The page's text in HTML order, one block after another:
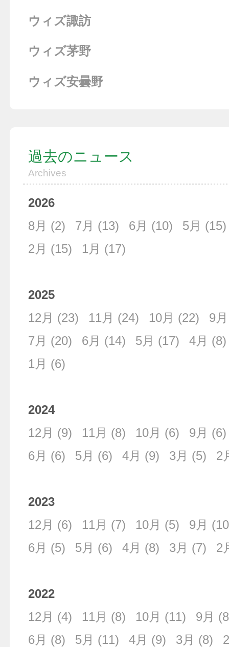
ウィズ諏訪
ウィズ茅野
ウィズ安曇野
過去のニュース
Archives
2026
8月 (2) 7月 (13) 6月 (10) 5月 (15)
2月 (15) 1月 (17)
2025
12月 (23) 11月 (24) 10月 (22) 9月
7月 (20) 6月 (14) 5月 (17) 4月 (8)
1月 (6)
2024
12月 (9) 11月 (8) 10月 (6) 9月 (6)
6月 (6) 5月 (6) 4月 (9) 3月 (5) 2
2023
12月 (6) 11月 (7) 10月 (5) 9月
6月 (5) 5月 (6) 4月 (8) 3月 (7) 2
2022
12月 (4) 11月 (8) 10月 (11) 9月
6月 (8) 5月 (11) 4月 (9) 3月 (8)